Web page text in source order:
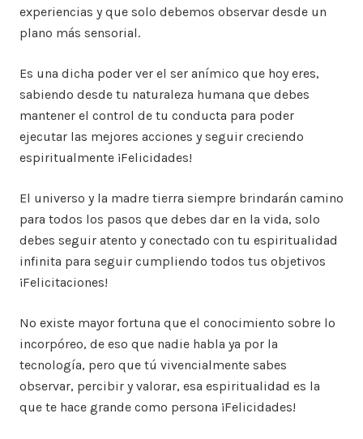
experiencias y que solo debemos observar desde un
plano más sensorial.
Es una dicha poder ver el ser anímico que hoy eres,
sabiendo desde tu naturaleza humana que debes
mantener el control de tu conducta para poder
ejecutar las mejores acciones y seguir creciendo
espiritualmente ¡Felicidades!
El universo y la madre tierra siempre brindarán camino
para todos los pasos que debes dar en la vida, solo
debes seguir atento y conectado con tu espiritualidad
infinita para seguir cumpliendo todos tus objetivos
¡Felicitaciones!
No existe mayor fortuna que el conocimiento sobre lo
incorpóreo, de eso que nadie habla ya por la
tecnología, pero que tú vivencialmente sabes
observar, percibir y valorar, esa espiritualidad es la
que te hace grande como persona ¡Felicidades!